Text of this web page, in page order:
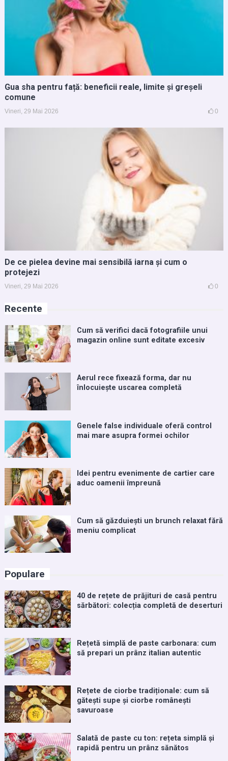
Gua sha pentru față: beneficii reale, limite și greșeli
comune
Vineri, 29 Mai 2026 0
De ce pielea devine mai sensibilă iarna și cum o
protejezi
Vineri, 29 Mai 2026 0
Recente
Cum să verifici dacă fotografiile unui
magazin online sunt editate excesiv
Aerul rece fixează forma, dar nu
înlocuiește uscarea completă
Genele false individuale oferă control
mai mare asupra formei ochilor
Idei pentru evenimente de cartier care
aduc oamenii împreună
Cum să găzduiești un brunch relaxat fără
meniu complicat
Populare
40 de rețete de prăjituri de casă pentru
sărbători: colecția completă de deserturi
Rețetă simplă de paste carbonara: cum
să prepari un prânz italian autentic
Rețete de ciorbe tradiționale: cum să
gătești supe și ciorbe românești
savuroase
Salată de paste cu ton: rețeta simplă și
rapidă pentru un prânz sănătos